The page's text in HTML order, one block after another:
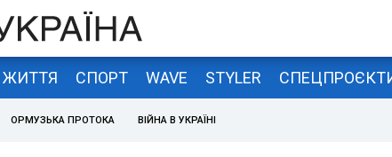
ЖИТТЯ СПОРТ WAVE STYLER
ОРМУЗЬКА ПРОТОКА ВІЙНА В УКРАЇНІ